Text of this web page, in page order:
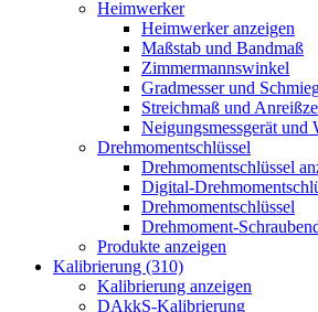
Heimwerker
Heimwerker anzeigen
Maßstab und Bandmaß
Zimmermannswinkel
Gradmesser und
Streichmaß und
Neigungsmessgerät und
Drehmomentschlüssel
Drehmomentschlüssel
Digital-
Drehmomentschlüssel
Drehmoment-
Produkte anzeigen
Kalibrierung (310)
Kalibrierung anzeigen
DAkkS-Kalibrierung